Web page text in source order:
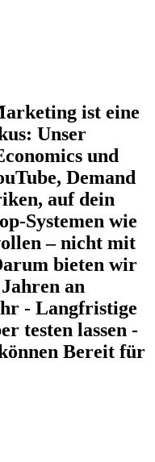
ist eine
Unser
und
Demand
auf dein
Systemen wie
– nicht mit
bieten wir
an
- Langfristige
testen lassen -
Bereit für